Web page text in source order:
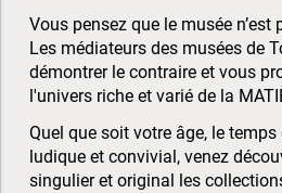
Vous pensez que le musée
Les médiateurs des musées de
démontrer le contraire et vous
l'univers riche et varié de la
Quel que soit votre âge, le
ludique et convivial, venez
singulier et original les